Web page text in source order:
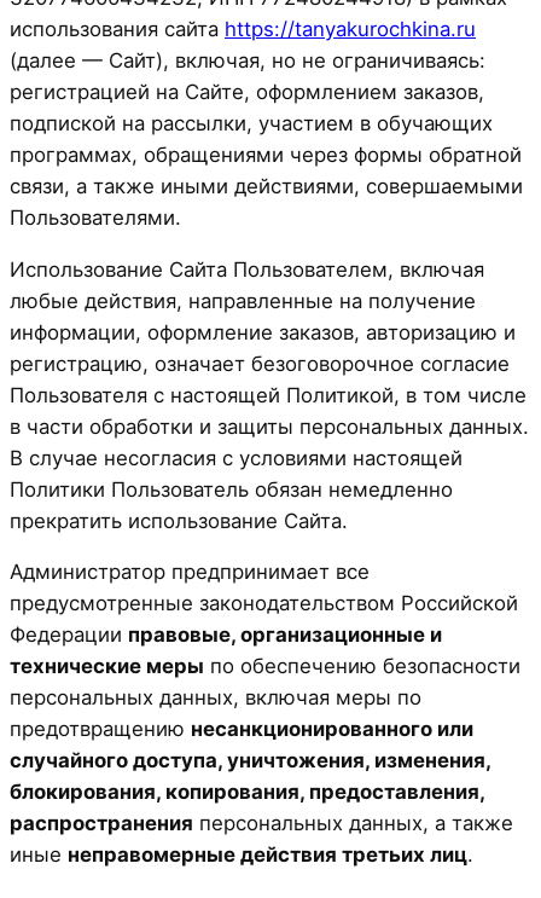
использования сайта https://tanyakurochkina.ru
(далее — Сайт), включая, но не ограничиваясь:
регистрацией на Сайте, оформлением заказов,
подпиской на рассылки, участием в обучающих
программах, обращениями через формы обратной
связи, а также иными действиями, совершаемыми
Пользователями.
Использование Сайта Пользователем, включая
любые действия, направленные на получение
информации, оформление заказов, авторизацию и
регистрацию, означает безоговорочное согласие
Пользователя с настоящей Политикой, в том числе
в части обработки и защиты персональных данных.
В случае несогласия с условиями настоящей
Политики Пользователь обязан немедленно
прекратить использование Сайта.
Администратор предпринимает все
предусмотренные законодательством Российской
Федерации правовые, организационные и
технические меры по обеспечению безопасности
персональных данных, включая меры по
предотвращению несанкционированного или
случайного доступа, уничтожения, изменения,
блокирования, копирования, предоставления,
распространения персональных данных, а также
иные неправомерные действия третьих лиц.